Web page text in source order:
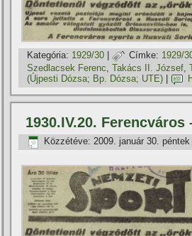
Kategória: 1929/30 Címke: 1929/
Szedlacsek Ferenc ,Takács II. József ,
(Újpesti Dózsa; Bp. Dózsa; UTE)
1930.IV.20. Ferencváros
Közzétéve: 2009. január 30. péntek